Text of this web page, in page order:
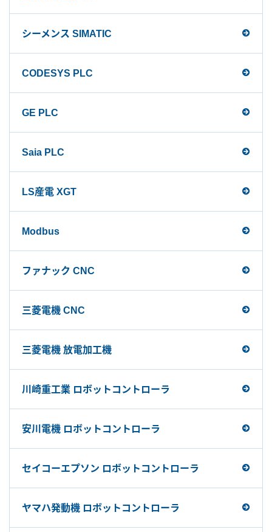
シーメンス SIMATIC
CODESYS PLC
GE PLC
Saia PLC
LS産電 XGT
Modbus
ファナック CNC
三菱電機 CNC
三菱電機 放電加工機
川崎重工業 ロボットコントローラ
安川電機 ロボットコントローラ
セイコーエプソン ロボットコントローラ
ヤマハ発動機 ロボットコントローラ